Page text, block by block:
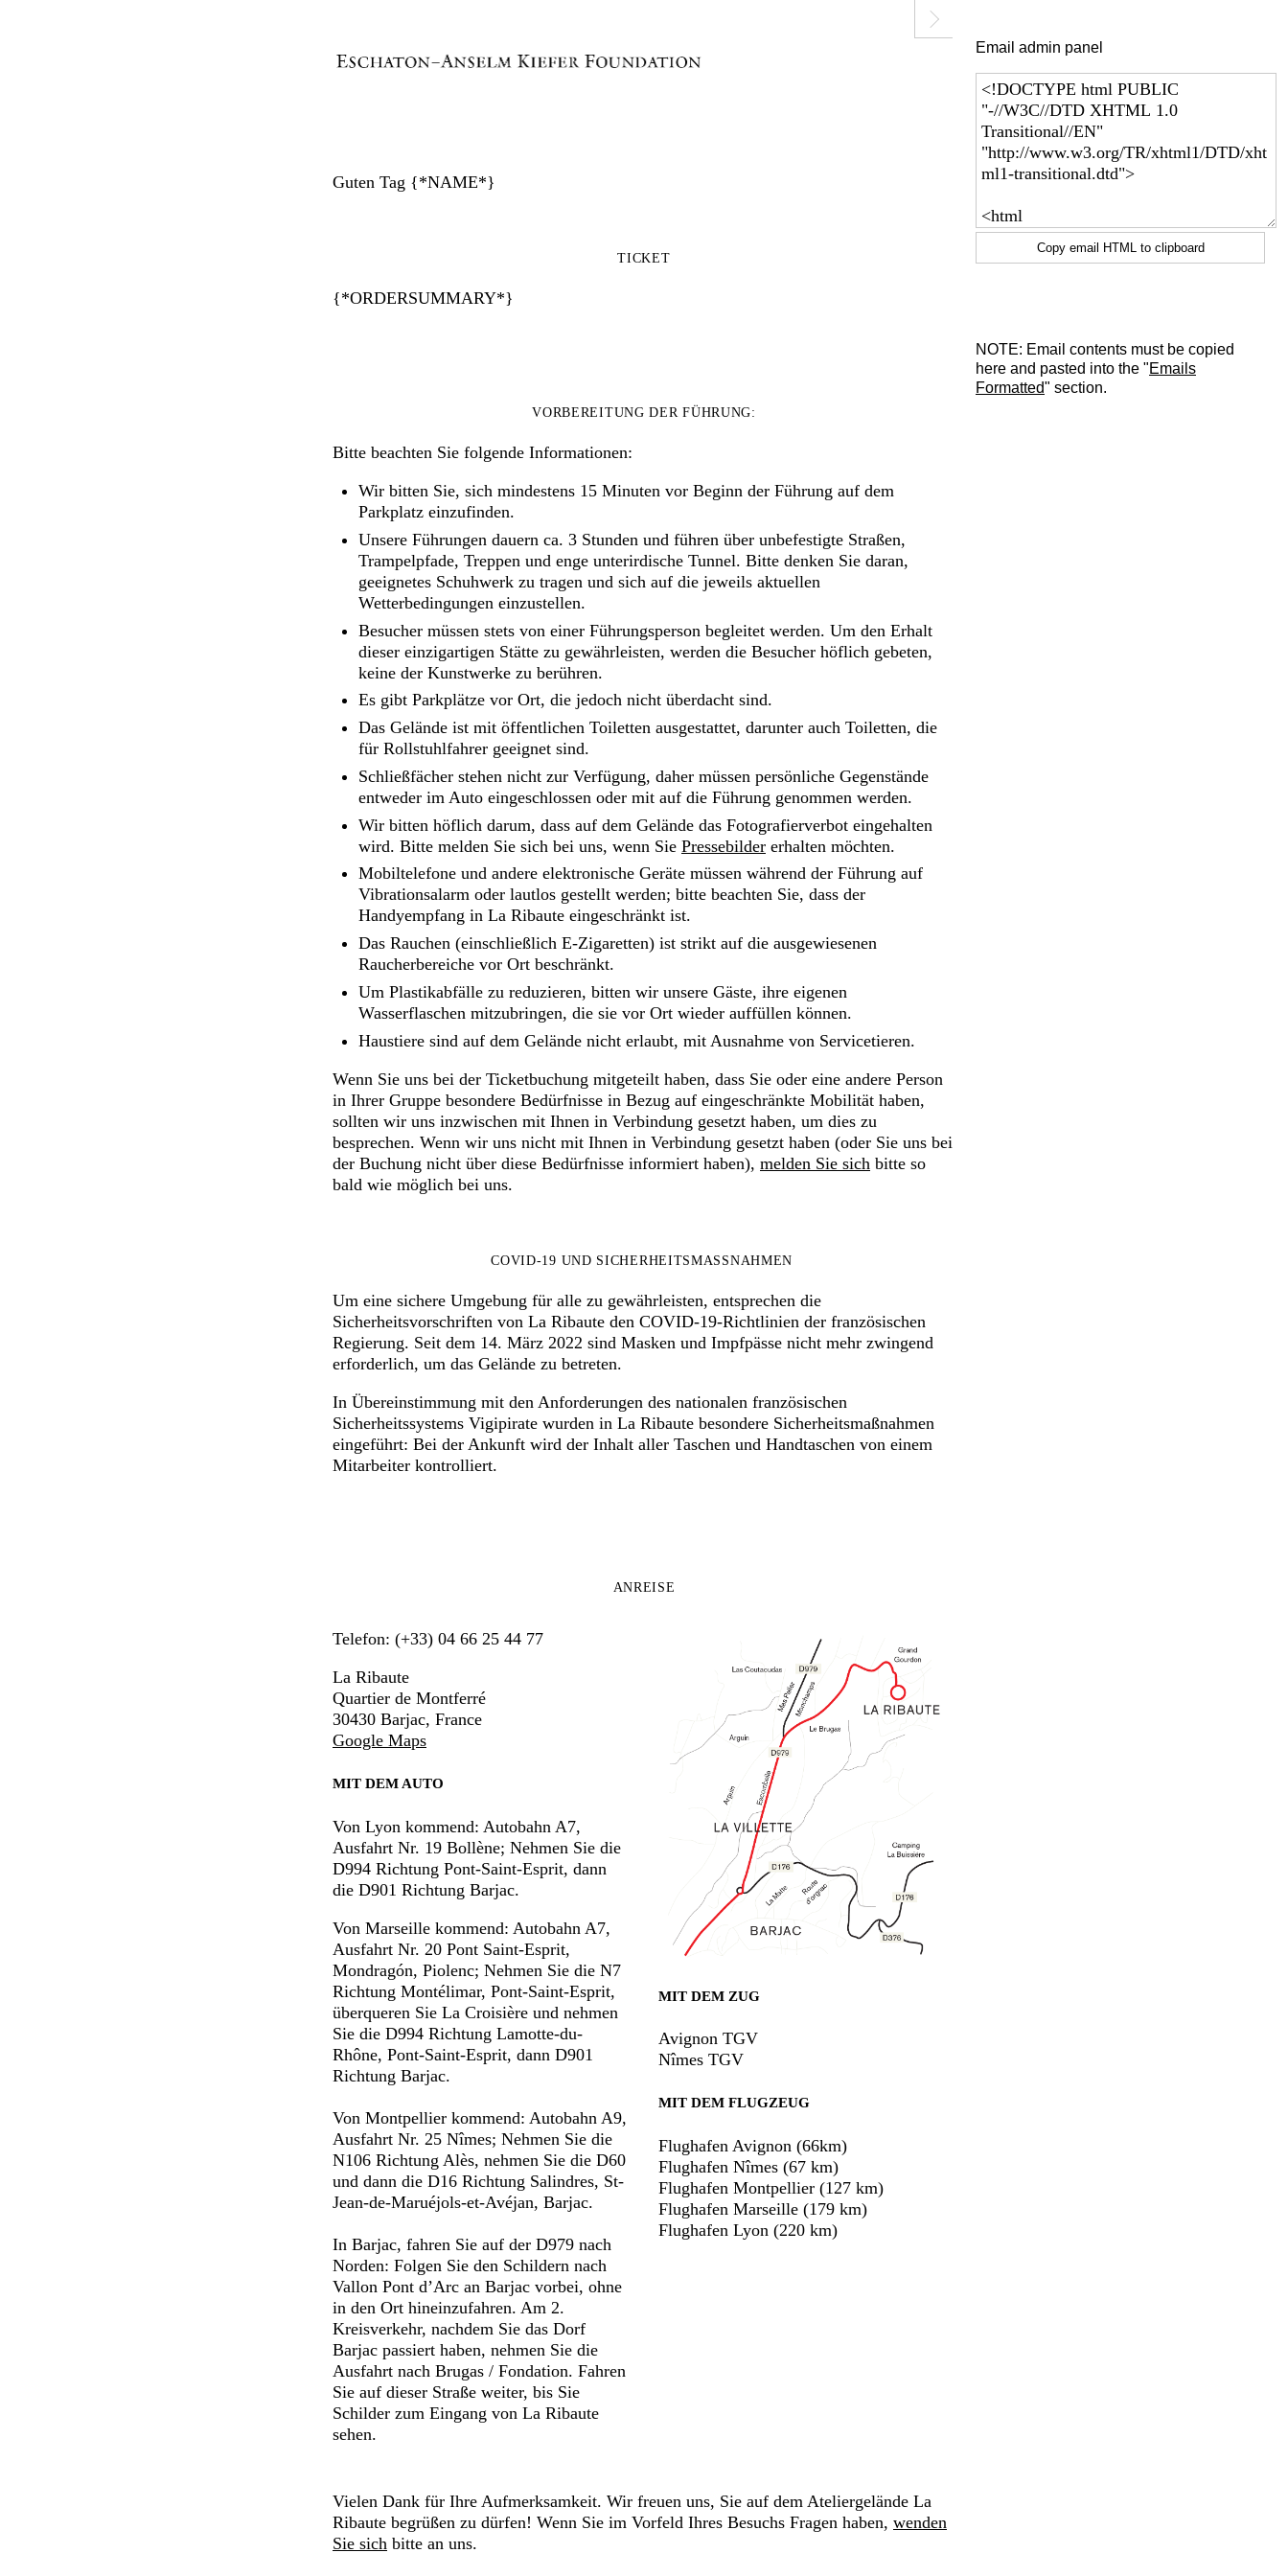
Guten Tag {*NAME*}
TICKET
{*ORDERSUMMARY*}
VORBEREITUNG DER FÜHRUNG:
Bitte beachten Sie folgende Informationen:
Wir bitten Sie, sich mindestens 15 Minuten vor Beginn der Führung auf dem
Parkplatz einzufinden.
Unsere Führungen dauern ca. 3 Stunden und führen über unbefestigte Straßen,
Trampelpfade, Treppen und enge unterirdische Tunnel. Bitte denken Sie daran,
geeignetes Schuhwerk zu tragen und sich auf die jeweils aktuellen
Wetterbedingungen einzustellen.
Besucher müssen stets von einer Führungsperson begleitet werden. Um den Erhalt
dieser einzigartigen Stätte zu gewährleisten, werden die Besucher höflich gebeten,
keine der Kunstwerke zu berühren.
Es gibt Parkplätze vor Ort, die jedoch nicht überdacht sind.
Das Gelände ist mit öffentlichen Toiletten ausgestattet, darunter auch Toiletten, die
für Rollstuhlfahrer geeignet sind.
Schließfächer stehen nicht zur Verfügung, daher müssen persönliche Gegenstände
entweder im Auto eingeschlossen oder mit auf die Führung genommen werden.
Wir bitten höflich darum, dass auf dem Gelände das Fotografierverbot eingehalten
wird. Bitte melden Sie sich bei uns, wenn Sie Pressebilder erhalten möchten.
Mobiltelefone und andere elektronische Geräte müssen während der Führung auf
Vibrationsalarm oder lautlos gestellt werden; bitte beachten Sie, dass der
Handyempfang in La Ribaute eingeschränkt ist.
Das Rauchen (einschließlich E-Zigaretten) ist strikt auf die ausgewiesenen
Raucherbereiche vor Ort beschränkt.
Um Plastikabfälle zu reduzieren, bitten wir unsere Gäste, ihre eigenen
Wasserflaschen mitzubringen, die sie vor Ort wieder auffüllen können.
Haustiere sind auf dem Gelände nicht erlaubt, mit Ausnahme von Servicetieren.
Wenn Sie uns bei der Ticketbuchung mitgeteilt haben, dass Sie oder eine andere Person
in Ihrer Gruppe besondere Bedürfnisse in Bezug auf eingeschränkte Mobilität haben,
sollten wir uns inzwischen mit Ihnen in Verbindung gesetzt haben, um dies zu
besprechen. Wenn wir uns nicht mit Ihnen in Verbindung gesetzt haben (oder Sie uns bei
der Buchung nicht über diese Bedürfnisse informiert haben), melden Sie sich bitte so
bald wie möglich bei uns.
COVID-19 UND SICHERHEITSMASSNAHMEN
Um eine sichere Umgebung für alle zu gewährleisten, entsprechen die
Sicherheitsvorschriften von La Ribaute den COVID-19-Richtlinien der französischen
Regierung. Seit dem 14. März 2022 sind Masken und Impfpässe nicht mehr zwingend
erforderlich, um das Gelände zu betreten.
In Übereinstimmung mit den Anforderungen des nationalen französischen
Sicherheitssystems Vigipirate wurden in La Ribaute besondere Sicherheitsmaßnahmen
eingeführt: Bei der Ankunft wird der Inhalt aller Taschen und Handtaschen von einem
Mitarbeiter kontrolliert.
ANREISE
Telefon: (+33) 04 66 25 44 77
La Ribaute
Quartier de Montferré
30430 Barjac, France
Google Maps
MIT DEM AUTO
Von Lyon kommend: Autobahn A7,
Ausfahrt Nr. 19 Bollène; Nehmen Sie die
D994 Richtung Pont-Saint-Esprit, dann
die D901 Richtung Barjac.
Von Marseille kommend: Autobahn A7,
Ausfahrt Nr. 20 Pont Saint-Esprit,
Mondragón, Piolenc; Nehmen Sie die N7
Richtung Montélimar, Pont-Saint-Esprit,
überqueren Sie La Croisière und nehmen
Sie die D994 Richtung Lamotte-du-
Rhône, Pont-Saint-Esprit, dann D901
Richtung Barjac.
Von Montpellier kommend: Autobahn A9,
Ausfahrt Nr. 25 Nîmes; Nehmen Sie die
N106 Richtung Alès, nehmen Sie die D60
und dann die D16 Richtung Salindres, St-
Jean-de-Maruéjols-et-Avéjan, Barjac.
In Barjac, fahren Sie auf der D979 nach
Norden: Folgen Sie den Schildern nach
Vallon Pont d’Arc an Barjac vorbei, ohne
in den Ort hineinzufahren. Am 2.
Kreisverkehr, nachdem Sie das Dorf
Barjac passiert haben, nehmen Sie die
Ausfahrt nach Brugas / Fondation. Fahren
Sie auf dieser Straße weiter, bis Sie
Schilder zum Eingang von La Ribaute
sehen.
MIT DEM ZUG
Avignon TGV
Nîmes TGV
MIT DEM FLUGZEUG
Flughafen Avignon (66km)
Flughafen Nîmes (67 km)
Flughafen Montpellier (127 km)
Flughafen Marseille (179 km)
Flughafen Lyon (220 km)
Vielen Dank für Ihre Aufmerksamkeit. Wir freuen uns, Sie auf dem Ateliergelände La
Ribaute begrüßen zu dürfen! Wenn Sie im Vorfeld Ihres Besuchs Fragen haben, wenden
Sie sich bitte an uns.
Email admin panel
Copy email HTML to clipboard
NOTE: Email contents must be copied
here and pasted into the "Emails
Formatted" section.